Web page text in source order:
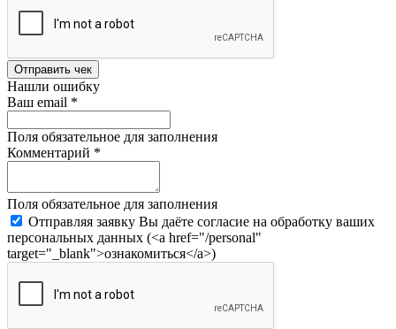
Отправить чек
Нашли ошибку
Ваш email *
Поля обязательное для заполнения
Комментарий *
Поля обязательное для заполнения
Отправляя заявку Вы даёте согласие на обработку ваших
персональных данных (<a href="/personal"
target="_blank">ознакомиться</a>)